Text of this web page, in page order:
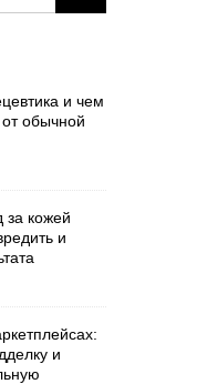
и чем
обычной
за кожей
и
и